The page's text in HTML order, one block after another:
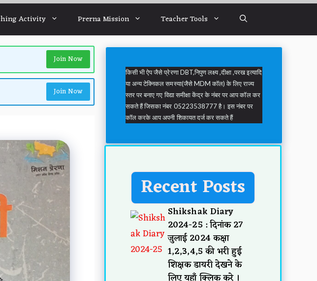
Activity Prerna Mission Teacher Tools
Join Now
Join Now
किसी भी ऐप जैसे प्रेरणा DBT,निपुण लक्ष्य ,दीक्षा ,परख इत्यादि
या अन्य टेक्निकल समस्या(जैसे MDM कॉल) के लिए राज्य
स्तर पर बनाए गए विद्या समीक्षा केंद्र के नंबर पर आप कॉल कर
सकते हैं जिसका नंबर 05223538777 है। इस नंबर पर
कॉल करके आप अपनी शिकायत दर्ज कर सकते हैं
Recent Posts
Shikshak Diary
2024-25 : दिनांक 27
जुलाई 2024 कक्षा
1,2,3,4,5 की भरी हुई
शिक्षक डायरी देखने के
लिए यहाँ क्लिक करे ।